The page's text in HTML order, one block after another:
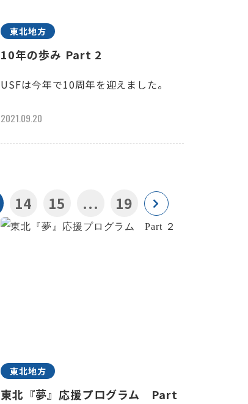
東北地方
10年の歩み Part 2
USFは今年で10周年を迎えました。
2021.09.20
14 15 ... 19
東北地方
東北『夢』応援プログラム Part